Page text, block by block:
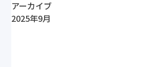
アーカイブ
2025年9月